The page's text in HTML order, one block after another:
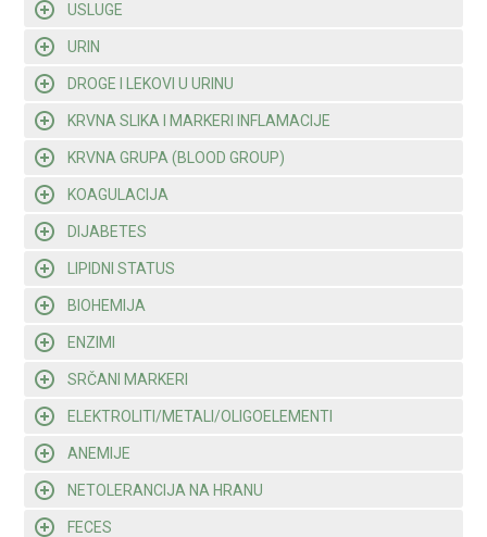
USLUGE
URIN
DROGE I LEKOVI U URINU
KRVNA SLIKA I MARKERI INFLAMACIJE
KRVNA GRUPA (BLOOD GROUP)
KOAGULACIJA
DIJABETES
LIPIDNI STATUS
BIOHEMIJA
ENZIMI
SRČANI MARKERI
ELEKTROLITI/METALI/OLIGOELEMENTI
ANEMIJE
NETOLERANCIJA NA HRANU
FECES